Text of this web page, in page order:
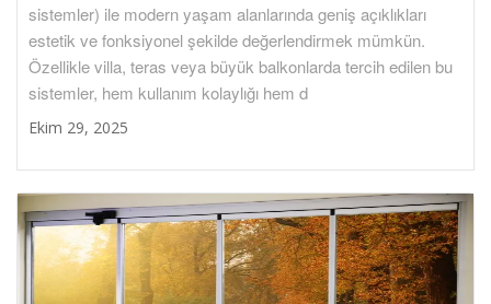
sistemler) ile modern yaşam alanlarında geniş açıklıkları
estetik ve fonksiyonel şekilde değerlendirmek mümkün.
Özellikle villa, teras veya büyük balkonlarda tercih edilen bu
sistemler, hem kullanım kolaylığı hem d
Ekim 29, 2025